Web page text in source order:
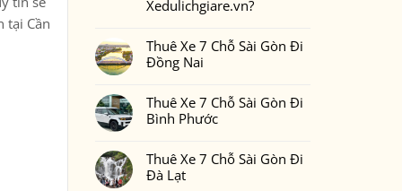
tại Cần
Xedulichgiare.vn?
bình
luận
ở
7
Chỗ
Sài
Phan
Thiết
2
Ngày
Thuê Xe 7 Chỗ Sài Gòn Đi
Đồng Nai
bình
luận
ở
7
Chỗ
Sài
Thuê Xe 7 Chỗ Sài Gòn Đi
Bình Phước
bình
luận
ở
Thuê Xe 7 Chỗ Sài Gòn Đi
Đà Lạt